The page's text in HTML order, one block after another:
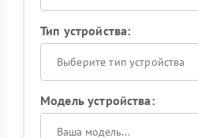
Тип устройства:
Выберите тип устройства
Модель устройства: